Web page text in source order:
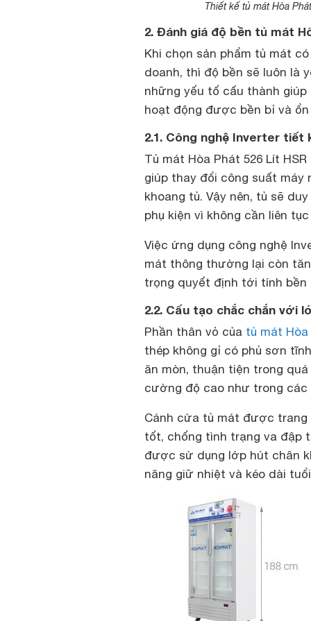
Thiết kế tủ mát Hòa
2. Đánh giá độ bền tủ mát
Khi chọn sản phẩm tủ mát
doanh, thì độ bền sẽ luôn là
những yếu tố cấu thành giúp
hoạt động được bền bỉ và
2.1. Công nghệ Inverter tiết
Tủ mát Hòa Phát 526 Lít
giúp thay đổi công suất
khoang tủ. Vậy nên, tủ sẽ
phụ kiện vì không cần liên
Việc ứng dụng công nghệ
mát thông thường lại còn
trọng quyết định tới tính bền
2.2. Cấu tạo chắc chắn với
Phần thân vỏ của tủ mát
thép không gỉ có phủ sơn
ăn mòn, thuận tiện trong
cường độ cao như trong các
Cánh cửa tủ mát được
tốt, chống tình trạng va đập
được sử dụng lớp hút chân
năng giữ nhiệt và kéo dài